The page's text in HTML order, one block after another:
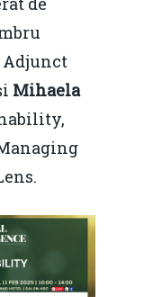
Adjunct
Mihaela
Modelul economic